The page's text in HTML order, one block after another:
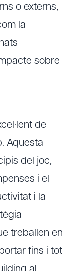
o externs,
la
sobre
de
Aquesta
del joc,
i el
i la
treballen en
fins i tot